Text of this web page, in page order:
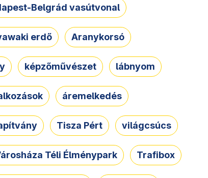
Belgrád vasútvonal
erdő Aranykorsó
képzőművészet lábnyom
áremelkedés
Tisza Pért világcsúcs
Téli Élménypark Trafibox